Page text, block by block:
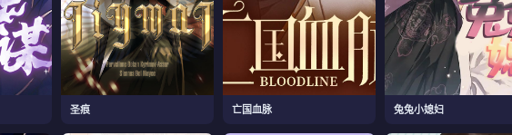
圣痕 亡国血脉 兔兔小媳妇